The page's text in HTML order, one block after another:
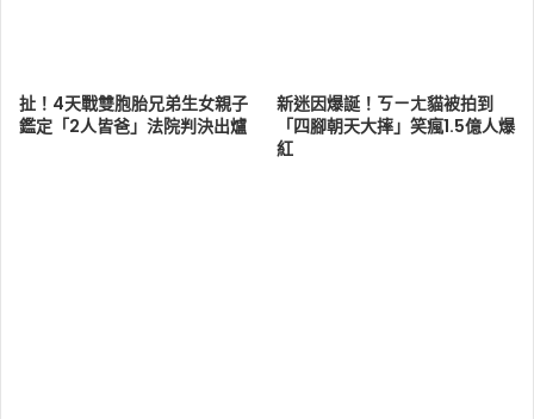
扯！4天戰雙胞胎兄弟生女親子
鑑定「2人皆爸」法院判決出爐
新迷因爆誕！ㄎㄧㄤ貓被拍到
「四腳朝天大摔」笑瘋1.5億人爆
紅